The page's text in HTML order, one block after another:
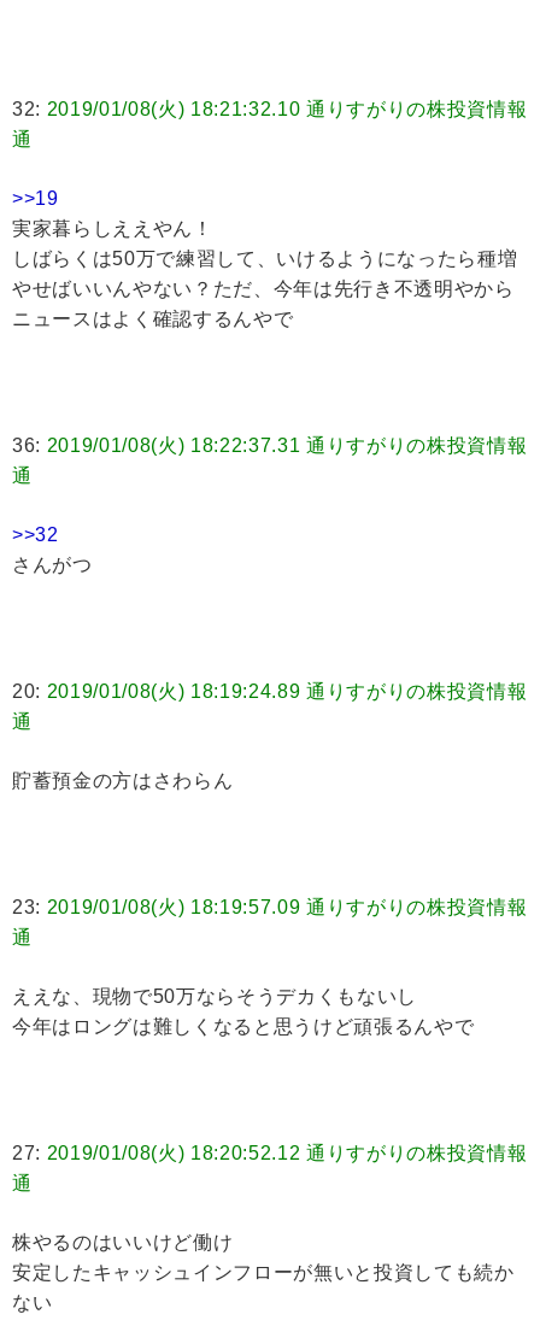
32: 2019/01/08(火) 18:21:32.10 通りすがりの株投資情報
通
>>19
実家暮らしええやん！
しばらくは50万で練習して、いけるようになったら種増
やせばいいんやない？ただ、今年は先行き不透明やから
ニュースはよく確認するんやで
36: 2019/01/08(火) 18:22:37.31 通りすがりの株投資情報
通
>>32
さんがつ
20: 2019/01/08(火) 18:19:24.89 通りすがりの株投資情報
通
貯蓄預金の方はさわらん
23: 2019/01/08(火) 18:19:57.09 通りすがりの株投資情報
通
ええな、現物で50万ならそうデカくもないし
今年はロングは難しくなると思うけど頑張るんやで
27: 2019/01/08(火) 18:20:52.12 通りすがりの株投資情報
通
株やるのはいいけど働け
安定したキャッシュインフローが無いと投資しても続か
ない